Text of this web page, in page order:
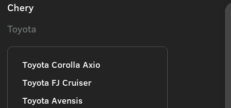
Chery
Toyota
Toyota Corolla Axio
Toyota FJ Cruiser
Toyota Avensis